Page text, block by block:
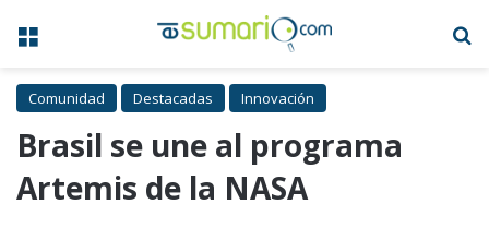
Menú
Comunidad Destacadas Innovación
Brasil se une al programa
Artemis de la NASA